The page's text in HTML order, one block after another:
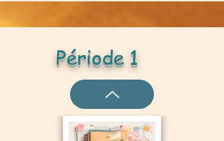
Période 1